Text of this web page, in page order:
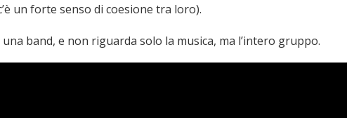
un forte senso di coesione tra loro).
band, e non riguarda solo la musica, ma l’intero gruppo.